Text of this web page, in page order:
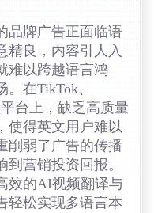
品牌广告正面临语
精良，内容引人入
难以跨越语言鸿
在TikTok、
台上，缺乏高质量
使得英文用户难以
削弱了广告的传播
营销投资回报。
效的AI视频翻译与
轻松实现多语言本